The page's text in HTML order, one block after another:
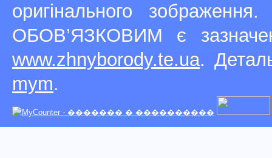
оригінального
ОБОВ’ЯЗКОВИМ є
www.zhnyborody.te.ua.
mym.